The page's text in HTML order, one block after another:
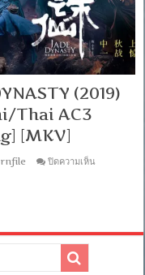
(2019)
Thai AC3
[MKV]
ปิดความเห็น
(2019)